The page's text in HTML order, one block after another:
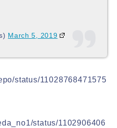
March 5, 2019
status/11028768471575
status/1102906406